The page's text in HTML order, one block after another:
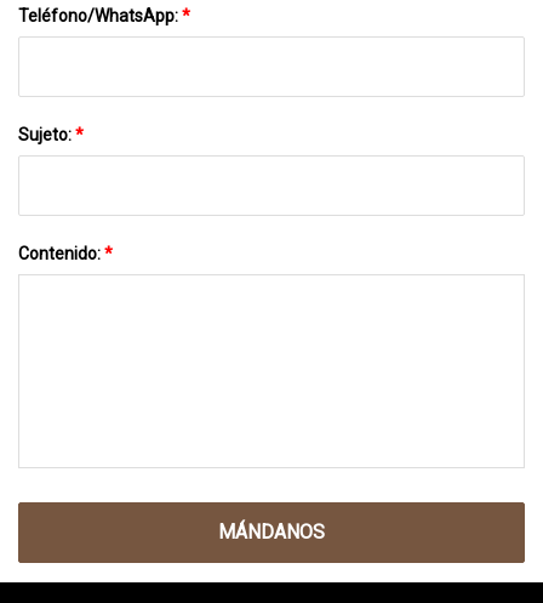
Teléfono/WhatsApp:*
Sujeto:*
Contenido:*
MÁNDANOS